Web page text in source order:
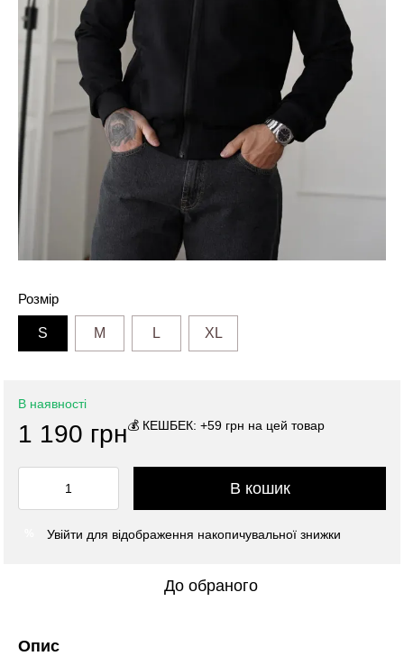
Розмір
S M L XL
В наявності
1 190 грн💰 КЕШБЕК: +59 грн на цей товар
В кошик
Увійти для відображення накопичувальної знижки
До обраного
Опис